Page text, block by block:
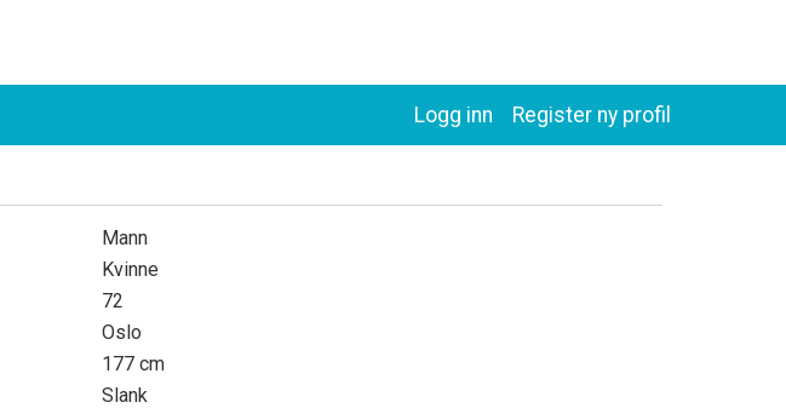
Register ny profil
Logg inn
Mann
Kvinne
72
Oslo
177 cm
Slank